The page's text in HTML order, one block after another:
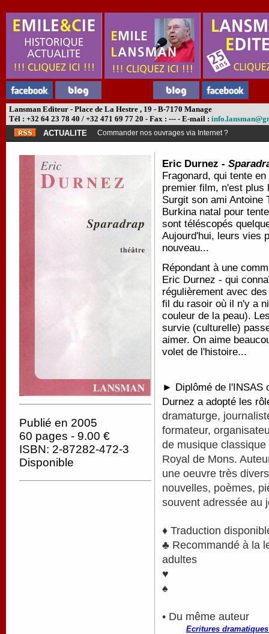
Lansman Editeur - Place de La Hestre , 19 - B-7170 Manage
Tél : +32 64 23 78 40 / +32 471 69 77 20 - Fax : --- - E-mail :
ACTUALITE
Commander nos ouvrages via Internet ?
Publié en 2005
60 pages - 9.00 €
ISBN: 2-87282-472-3
Disponible
Eric Durnez -
Fragonard, qui tente
premier film, n'est plus
Surgit son ami Antoine
Burkina natal pour
sont téléscopés
Aujourd'hui, leurs vies
nouveau...
Répondant à une
Eric Durnez - qui
régulièrement avec
fil du rasoir où il n'y a
couleur de la peau).
survie (culturelle)
aimer. On aime
volet de l'histoire...
► Diplômé de l'INSAS
Durnez a adopté les
dramaturge,
formateur,
de musique
Royal de Mons.
une oeuvre très
nouvelles, poèmes,
souvent adressée au
♦ Traduction
♣ Recommandé à la
adultes
♥
♠
• Du même auteur
Ecritures